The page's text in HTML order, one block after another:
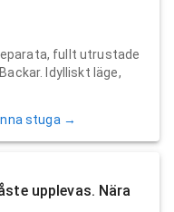
fullt utrustade
Idylliskt läge,
stuga →
upplevas. Nära